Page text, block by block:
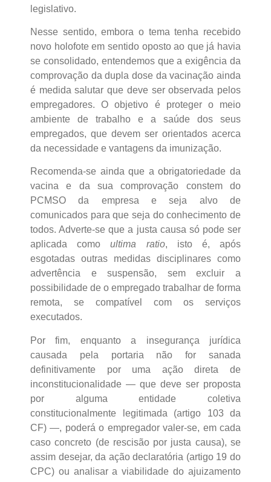
legislativo.
Nesse sentido, embora o tema tenha recebido
novo holofote em sentido oposto ao que já havia
se consolidado, entendemos que a exigência da
comprovação da dupla dose da vacinação ainda
é medida salutar que deve ser observada pelos
empregadores. O objetivo é proteger o meio
ambiente de trabalho e a saúde dos seus
empregados, que devem ser orientados acerca
da necessidade e vantagens da imunização.
Recomenda-se ainda que a obrigatoriedade da
vacina e da sua comprovação constem do
PCMSO da empresa e seja alvo de
comunicados para que seja do conhecimento de
todos. Adverte-se que a justa causa só pode ser
aplicada comoultima ratio, isto é, após
esgotadas outras medidas disciplinares como
advertência e suspensão, sem excluir a
possibilidade de o empregado trabalhar de forma
remota, se compatível com os serviços
executados.
Por fim, enquanto a insegurança jurídica
causada pela portaria não for sanada
definitivamente por uma ação direta de
inconstitucionalidade — que deve ser proposta
por alguma entidade coletiva
constitucionalmente legitimada (artigo 103 da
CF) —, poderá o empregador valer-se, em cada
caso concreto (de rescisão por justa causa), se
assim desejar, da ação declaratória (artigo 19 do
CPC) ou analisar a viabilidade do ajuizamento